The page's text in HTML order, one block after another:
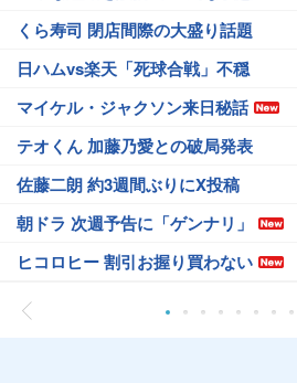
くら寿司 閉店間際の大盛り話題
日ハムvs楽天「死球合戦」不穏
マイケル・ジャクソン来日秘話
テオくん 加藤乃愛との破局発表
佐藤二朗 約3週間ぶりにX投稿
朝ドラ 次週予告に「ゲンナリ」
ヒコロヒー 割引お握り買わない